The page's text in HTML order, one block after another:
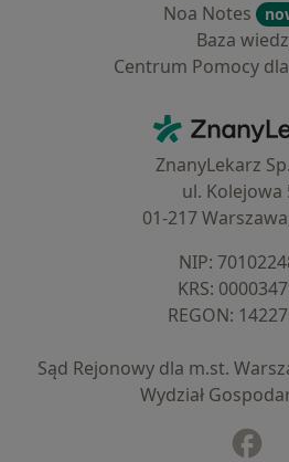
Noa Notes
Baza
Centrum Pomocy
ZnanyLekarz
ul. Kolejowa
01-217
NIP:
KRS:
REGON:
Sąd Rejonowy dla m.st.
Wydział